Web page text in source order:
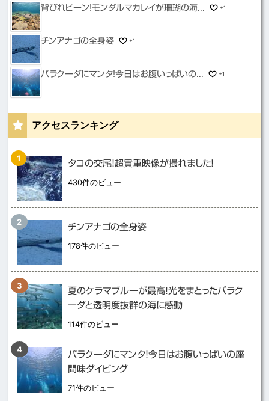
背びれピーン！モンダルマカレイが珊瑚の海... +1
チンアナゴの全身姿 +1
バラクーダにマンタ！今日はお腹いっぱいの... +1
アクセスランキング
タコの交尾！超貴重映像が撮れました！
430件のビュー
チンアナゴの全身姿
178件のビュー
夏のケラマブルーが最高！光をまとったバラク
ーダと透明度抜群の海に感動
114件のビュー
バラクーダにマンタ！今日はお腹いっぱいの座
間味ダイビング
71件のビュー